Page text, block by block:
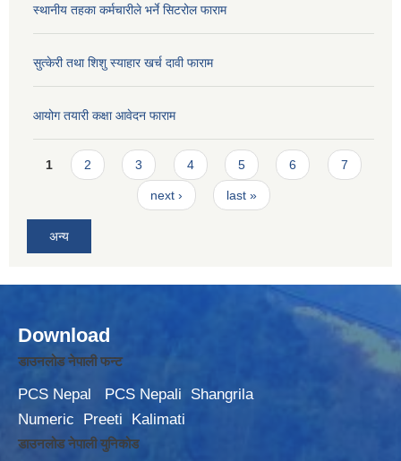
स्थानीय तहका कर्मचारीले भर्ने सिटरोल फाराम
सुत्केरी तथा शिशु स्याहार खर्च दावी फाराम
आयोग तयारी कक्षा आवेदन फाराम
Pages
1 2 3 4 5 6 7
next › last »
अन्य
Download
डाउनलोड नेपाली फन्ट
PCS Nepal PCS Nepali
Shangrila
Numeric
Preeti Kalimati
डाउनलोड नेपाली युनिकोड